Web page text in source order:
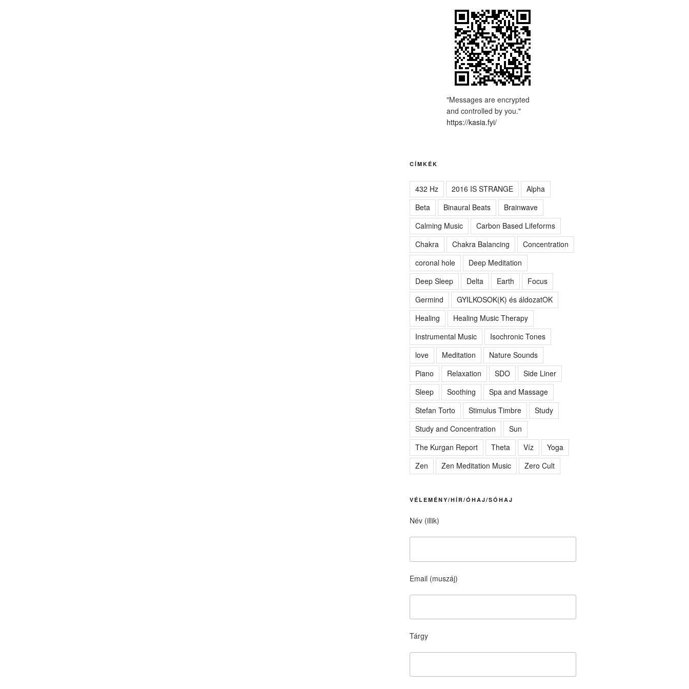
"Messages are encrypted
and controlled by you."
https://kasia.fyi/
CÍMKÉK
432 Hz 2016 IS STRANGE
Alpha
Beta
Binaural Beats
Brainwave
Calming Music
Carbon Based Lifeforms
Chakra
Chakra Balancing
Concentration
coronal hole
Deep Meditation
Deep Sleep
Delta Earth
Focus
Germind
GYILKOSOK(K) és áldozatOK
Healing
Healing Music Therapy
Instrumental Music
Isochronic Tones
love
Meditation
Nature Sounds
Piano
Relaxation SDO
Side Liner
Sleep
Soothing
Spa and Massage
Stefan Torto
Stimulus Timbre
Study
Study and Concentration
Sun
The Kurgan Report
Theta Víz
Yoga
Zen
Zen Meditation Music Zero Cult
VÉLEMÉNY/HÍR/ÓHAJ/SÓHAJ
Név (illik)
Email (muszáj)
Tárgy